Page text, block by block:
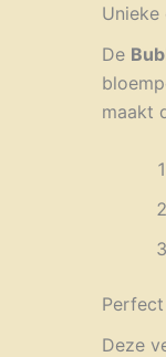
De
maakt
Deze